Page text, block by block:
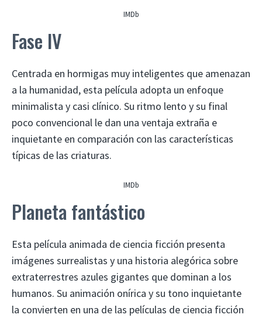
IMDb
Fase IV
Centrada en hormigas muy inteligentes que amenazan
a la humanidad, esta película adopta un enfoque
minimalista y casi clínico. Su ritmo lento y su final
poco convencional le dan una ventaja extraña e
inquietante en comparación con las características
típicas de las criaturas.
IMDb
Planeta fantástico
Esta película animada de ciencia ficción presenta
imágenes surrealistas y una historia alegórica sobre
extraterrestres azules gigantes que dominan a los
humanos. Su animación onírica y su tono inquietante
la convierten en una de las películas de ciencia ficción